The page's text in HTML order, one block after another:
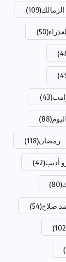
الزمالك(109)
(50)
(43)
(88)
رمضان(118)
أديب(42)
(80)
صلاح(54)